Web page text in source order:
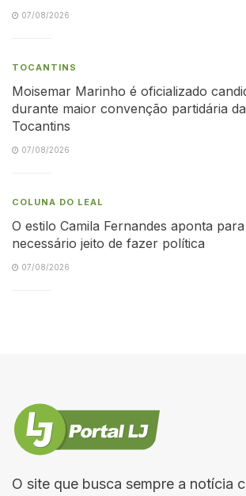
07/08/2026
TOCANTINS
Moisemar Marinho é oficializado
durante maior convenção partidária
Tocantins
07/08/2026
COLUNA DO LEAL
O estilo Camila Fernandes aponta
necessário jeito de fazer política
07/08/2026
O site que busca sempre a notícia